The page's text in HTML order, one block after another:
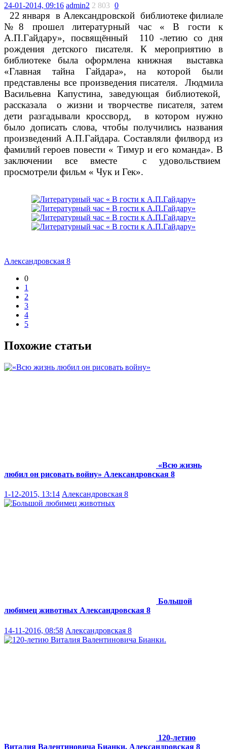
24-01-2014, 09:16 admin2 2 803 0
22 января в Александровской библиотеке филиале
№8 прошел литературный час « В гости к
А.П.Гайдару», посвящённый 110 -летию со дня
рождения детского писателя. К мероприятию в
библиотеке была оформлена книжная выставка
«Главная тайна Гайдара», на которой были
представлены все произведения писателя. Людмила
Васильевна Капустина, заведующая библиотекой,
рассказала о жизни и творчестве писателя, затем
дети разгадывали кроссворд, в котором нужно
было дописать слова, чтобы получились названия
произведений А.П.Гайдара. Составляли филворд из
фамилий героев повести « Тимур и его команда». В
заключении все вместе с удовольствием
просмотрели фильм « Чук и Гек».
Александровская 8
0
1
2
3
4
5
Похожие статьи
«Всю жизнь
любил он рисовать войну» Александровская 8
1-12-2015, 13:14 Александровская 8
Большой
любимец животных Александровская 8
14-11-2016, 08:58 Александровская 8
120-летию
Виталия Валентиновича Бианки. Александровская 8